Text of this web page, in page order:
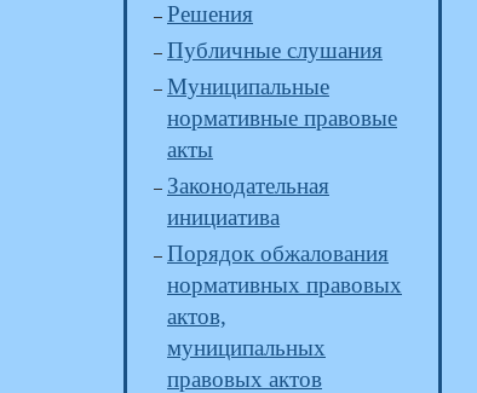
Решения
Публичные слушания
Муниципальные
нормативные правовые
акты
Законодательная
инициатива
Порядок обжалования
нормативных правовых
актов,
муниципальных
правовых актов